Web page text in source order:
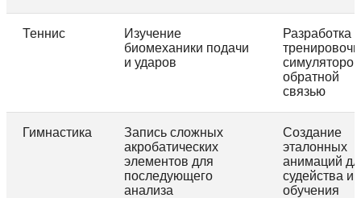
Теннис
Изучение
биомеханики подачи
и ударов
Разработка
обратной
связью
Гимнастика
Запись сложных
акробатических
элементов для
последующего
анализа
Создание
эталонных
анимаций
судейства и
обучения